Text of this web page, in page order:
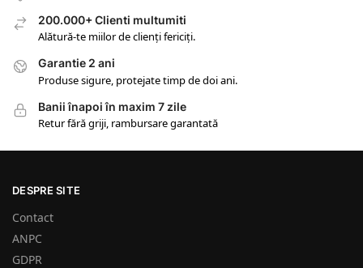
200.000+ Clienti multumiti
Alătură-te miilor de clienți fericiți.
Garantie 2 ani
Produse sigure, protejate timp de doi ani.
Banii înapoi în maxim 7 zile
Retur fără griji, rambursare garantată
DESPRE SITE
Contact
ANPC
GDPR